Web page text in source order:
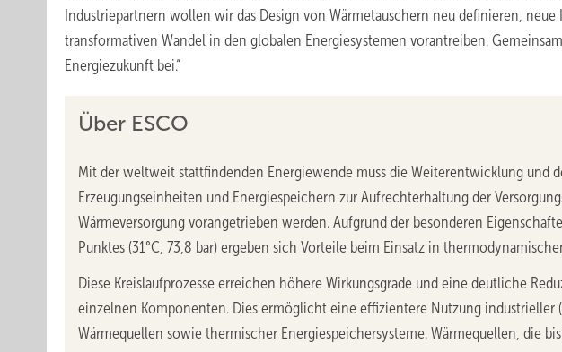
Industriepartnern wollen wir das Design von Wärmetauschern neu definieren,
transformativen Wandel in den globalen Energiesystemen vorantreiben.
Energiezukunft bei.“
Über ESCO
Mit der weltweit stattfindenden Energiewende muss die Weiterentwicklung und
Erzeugungseinheiten und Energiespeichern zur Aufrechterhaltung der
Wärmeversorgung vorangetrieben werden. Aufgrund der besonderen
Punktes (31°C, 73,8 bar) ergeben sich Vorteile beim Einsatz in
Diese Kreislaufprozesse erreichen höhere Wirkungsgrade und eine deutliche
einzelnen Komponenten. Dies ermöglicht eine effizientere Nutzung industrieller
Wärmequellen sowie thermischer Energiespeichersysteme. Wärmequellen, die